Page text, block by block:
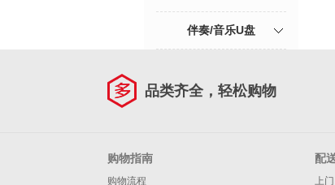
伴奏/音乐U盘
品类齐全，轻松购物
购物指南
购物流程
配
上